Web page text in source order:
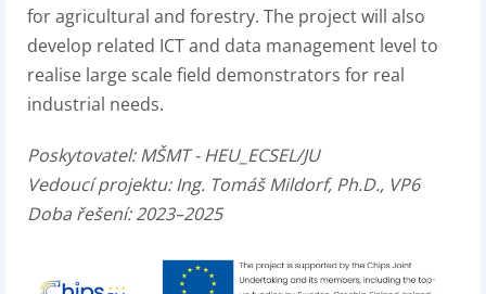
for agricultural and forestry. The project will also
develop related ICT and data management level to
realise large scale field demonstrators for real
industrial needs.
Poskytovatel:MŠMT - HEU_ECSEL/JU
Vedoucí projektu:Ing. Tomáš Mildorf, Ph.D., VP6
Doba řešení: 2023–2025